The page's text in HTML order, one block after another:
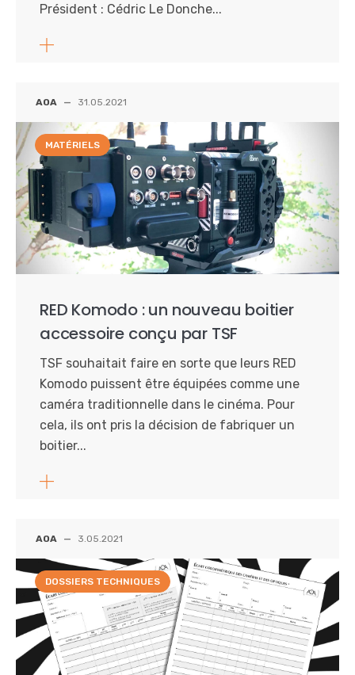
Président : Cédric Le Donche...
AOA — 31.05.2021
MATÉRIELS
RED Komodo : un nouveau boitier
accessoire conçu par TSF
TSF souhaitait faire en sorte que leurs RED
Komodo puissent être équipées comme une
caméra traditionnelle dans le cinéma. Pour
cela, ils ont pris la décision de fabriquer un
boitier...
AOA — 3.05.2021
DOSSIERS TECHNIQUES